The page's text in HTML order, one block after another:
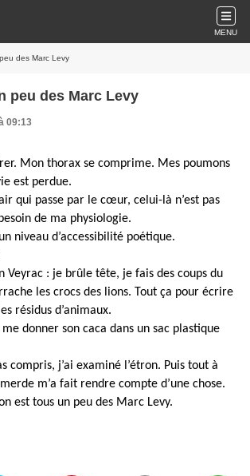
MENU
des Marc Levy
peu des Marc Levy
09:13
Mon thorax se comprime. Mes poumons
est perdue.
qui passe par le cœur, celui-là n’est pas
de ma physiologie.
niveau d’accessibilité poétique.
Veyrac : je brûle tête, je fais des coups du
les crocs des lions. Tout ça pour écrire
résidus d’animaux.
donner son caca dans un sac plastique
compris, j’ai examiné l’étron. Puis tout à
m’a fait rendre compte d’une chose.
est tous un peu des Marc Levy.